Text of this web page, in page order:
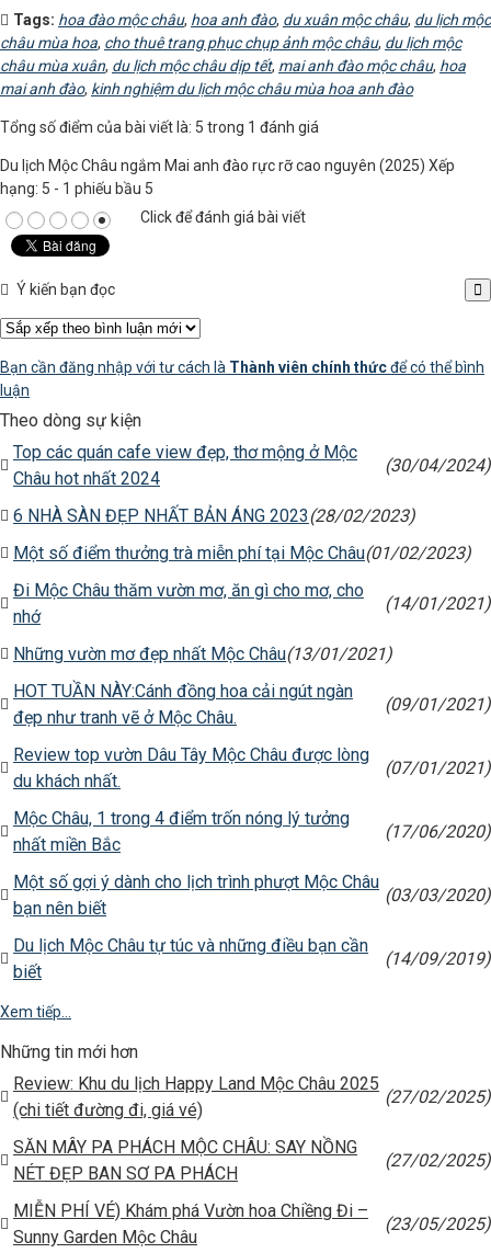
Tags: hoa đào mộc châu, hoa anh đào, du xuân mộc châu, du lịch mộc
châu mùa hoa, cho thuê trang phục chụp ảnh mộc châu, du lịch mộc
châu mùa xuân, du lịch mộc châu dịp tết, mai anh đào mộc châu, hoa
mai anh đào, kinh nghiệm du lịch mộc châu mùa hoa anh đào
Tổng số điểm của bài viết là: 5 trong 1 đánh giá
Du lịch Mộc Châu ngắm Mai anh đào rực rỡ cao nguyên (2025) Xếp
hạng: 5 - 1 phiếu bầu 5
Click để đánh giá bài viết
Ý kiến bạn đọc
Bạn cần đăng nhập với tư cách là Thành viên chính thứcđể có thể bình
luận
Theo dòng sự kiện
Top các quán cafe view đẹp, thơ mộng ở Mộc
Châu hot nhất 2024
(30/04/2024)
6 NHÀ SÀN ĐẸP NHẤT BẢN ÁNG 2023(28/02/2023)
Một số điểm thưởng trà miễn phí tại Mộc Châu(01/02/2023)
Đi Mộc Châu thăm vườn mơ, ăn gì cho mơ, cho
nhớ
(14/01/2021)
Những vườn mơ đẹp nhất Mộc Châu(13/01/2021)
HOT TUẦN NÀY:Cánh đồng hoa cải ngút ngàn
đẹp như tranh vẽ ở Mộc Châu.
(09/01/2021)
Review top vườn Dâu Tây Mộc Châu được lòng
du khách nhất.
(07/01/2021)
Mộc Châu, 1 trong 4 điểm trốn nóng lý tưởng
nhất miền Bắc
(17/06/2020)
Một số gợi ý dành cho lịch trình phượt Mộc Châu
bạn nên biết
(03/03/2020)
Du lịch Mộc Châu tự túc và những điều bạn cần
biết
(14/09/2019)
Xem tiếp...
Những tin mới hơn
Review: Khu du lịch Happy Land Mộc Châu 2025
(chi tiết đường đi, giá vé)
(27/02/2025)
SĂN MÂY PA PHÁCH MỘC CHÂU: SAY NỒNG
NÉT ĐẸP BAN SƠ PA PHÁCH
(27/02/2025)
MIỄN PHÍ VÉ) Khám phá Vườn hoa Chiềng Đi –
Sunny Garden Mộc Châu
(23/05/2025)